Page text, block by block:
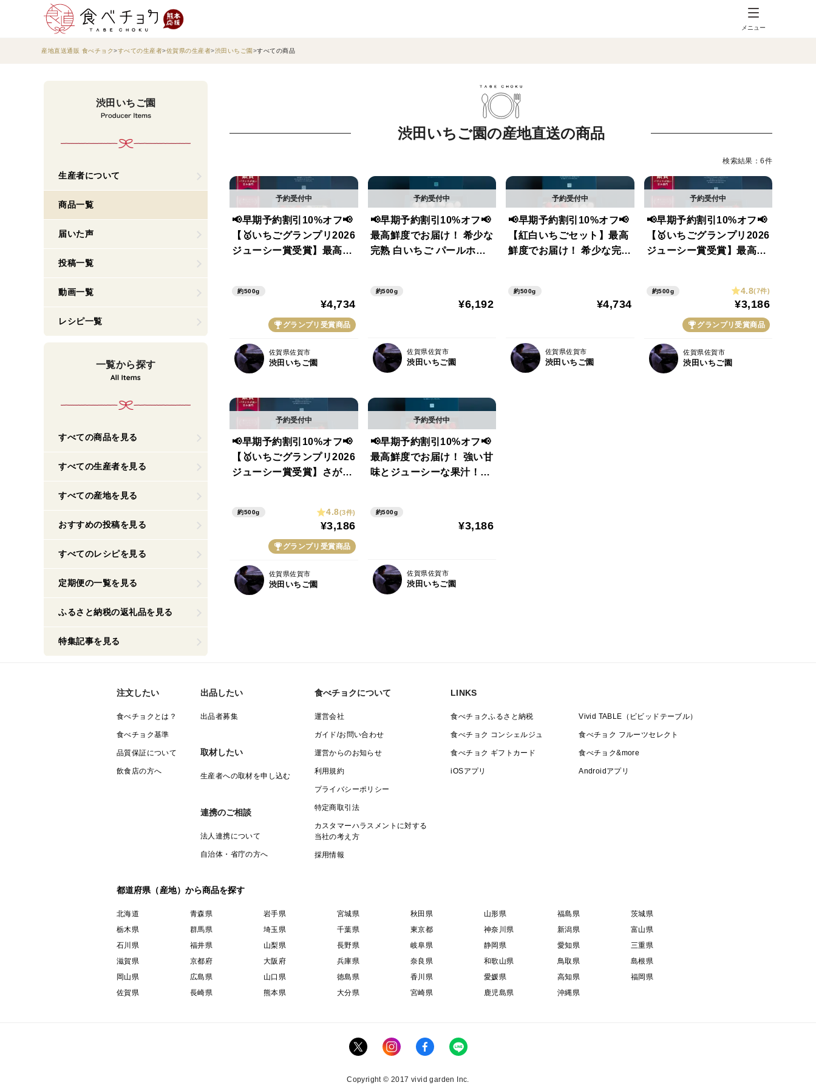
メニュー
産地直送通販 食べチョク すべての生産者 佐賀県の生産者 渋田いちご園 すべての商品
渋田いちご園
生産者について
商品一覧
届いた声
投稿一覧
動画一覧
レシピ一覧
一覧から探す
すべての商品を見る
すべての生産者を見る
すべての産地を見る
おすすめの投稿を見る
すべてのレシピを見る
定期便の一覧を見る
ふるさと納税の返礼品を見る
特集記事を見る
渋田いちご園の産地直送の商品
検索結果：6件
📢早期予約割引10%オフ📢
【🥇いちごグランプリ2026
ジューシー賞受賞】最高鮮
食べ比べセット【2パック/
500g】ギフト/贈答用/ご家
約500g
¥4,734
グランプリ受賞商品
佐賀県佐賀市
渋田いちご園
📢早期予約割引10%オフ📢
最高鮮度でお届け！ 希少な
完熟 白いちご パールホワ
約500g
¥6,192
佐賀県佐賀市
渋田いちご園
📢早期予約割引10%オフ📢
【紅白いちごセット】最高
鮮度でお届け！ 希少な完熟
ット(2パック/500g)ギフト/
約500g
¥4,734
佐賀県佐賀市
渋田いちご園
📢早期予約割引10%オフ📢
【🥇いちごグランプリ2026
ジューシー賞受賞】最高鮮
さん 【2パック/500g】ギ
約500g 4.8(7件)
¥3,186
グランプリ受賞商品
佐賀県佐賀市
渋田いちご園
📢早期予約割引10%オフ📢
【🥇いちごグランプリ2026
ジューシー賞受賞】さがほ
500g】ギフト/贈答用/ご家
約500g 4.8(3件)
¥3,186
グランプリ受賞商品
佐賀県佐賀市
渋田いちご園
📢早期予約割引10%オフ📢
最高鮮度でお届け！ 強い甘
味とジューシーな果汁！さ
約500g
¥3,186
佐賀県佐賀市
渋田いちご園
注文したい
食べチョクとは？
食べチョク基準
品質保証について
飲食店の方へ
出品したい
出品者募集
取材したい
生産者への取材を申し込む
連携のご相談
法人連携について
自治体・省庁の方へ
食べチョクについて
運営会社
ガイド/お問い合わせ
運営からのお知らせ
利用規約
プライバシーポリシー
特定商取引法
カスタマーハラスメントに対する
当社の考え方
採用情報
LINKS
食べチョクふるさと納税 Vivid TABLE（ビビッドテーブル）
食べチョク コンシェルジュ 食べチョク フルーツセレクト
食べチョク ギフトカード 食べチョク&more
iOSアプリ Androidアプリ
都道府県（産地）から商品を探す
北海道 青森県 岩手県 宮城県 秋田県 山形県 福島県
茨城県
栃木県
群馬県 埼玉県 千葉県 東京都 神奈川県 新潟県
富山県
石川県
福井県 山梨県 長野県 岐阜県 静岡県 愛知県
三重県
滋賀県
京都府 大阪府 兵庫県 奈良県 和歌山県 鳥取県
島根県
岡山県
広島県 山口県 徳島県 香川県 愛媛県 高知県
福岡県
佐賀県
長崎県 熊本県 大分県 宮崎県 鹿児島県 沖縄県
Copyright © 2017 vivid garden Inc.